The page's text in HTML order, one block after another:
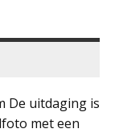
De uitdaging is
met een